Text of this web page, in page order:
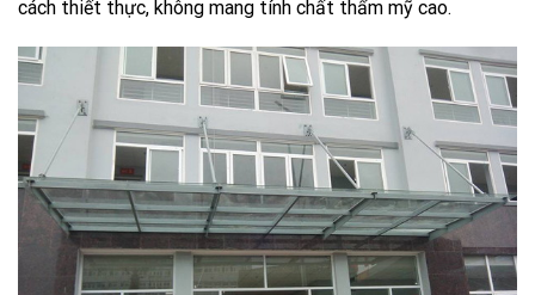
cách thiết thực, không mang tính chất thẩm mỹ cao.